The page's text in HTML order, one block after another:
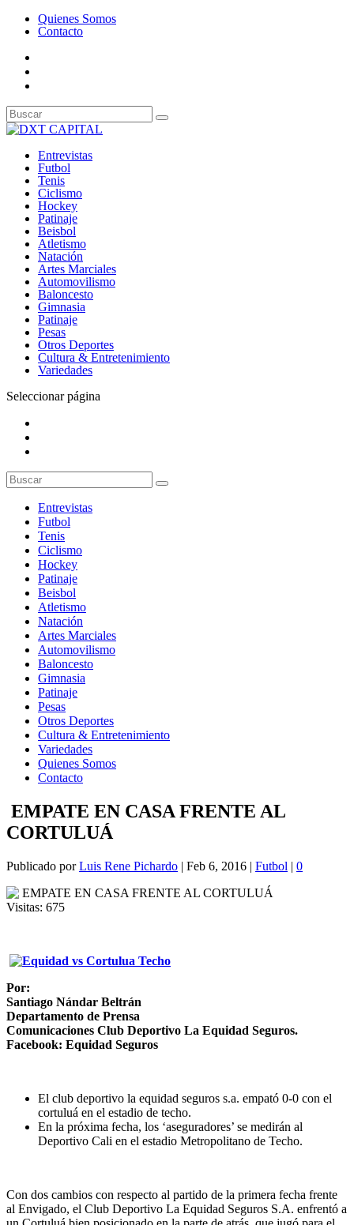
Quienes Somos
Contacto
Entrevistas
Futbol
Tenis
Ciclismo
Hockey
Patinaje
Beisbol
Atletismo
Natación
Artes Marciales
Automovilismo
Baloncesto
Gimnasia
Patinaje
Pesas
Otros Deportes
Cultura & Entretenimiento
Variedades
Seleccionar página
Entrevistas
Futbol
Tenis
Ciclismo
Hockey
Patinaje
Beisbol
Atletismo
Natación
Artes Marciales
Automovilismo
Baloncesto
Gimnasia
Patinaje
Pesas
Otros Deportes
Cultura & Entretenimiento
Variedades
Quienes Somos
Contacto
EMPATE EN CASA FRENTE AL
CORTULUÁ
Publicado porLuis Rene Pichardo | Feb 6, 2016 | Futbol | 0
Visitas: 675
Por:
Santiago Nándar Beltrán
Departamento de Prensa
Comunicaciones Club Deportivo La Equidad Seguros.
Facebook: Equidad Seguros
El club deportivo la equidad seguros s.a. empató 0-0 con el
cortuluá en el estadio de techo.
En la próxima fecha, los ‘aseguradores’ se medirán al
Deportivo Cali en el estadio Metropolitano de Techo.
Con dos cambios con respecto al partido de la primera fecha frente
al Envigado, el Club Deportivo La Equidad Seguros S.A. enfrentó a